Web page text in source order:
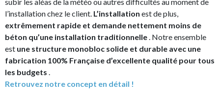
l’installation chez le client. L’installation est de plus,
extrêmement rapide et demande nettement moins de
béton qu’une installation traditionnelle. Notre ensemble
est une structure monobloc solide et durable avec une
fabrication 100% Française d’excellente qualité pour tous
les budgets .
Retrouvez notre concept en détail !